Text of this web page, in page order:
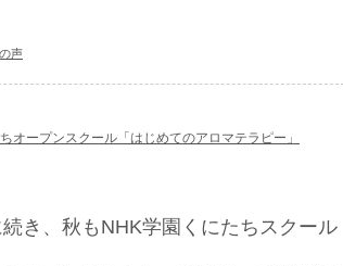
声
オープンスクール「はじめてのアロマテラピー」
き、秋もNHK学園くにたちスクール